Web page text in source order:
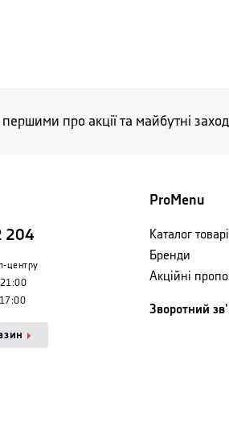
першими про акції та майбутні
204
центру
ProMenu
Каталог
Бренди
Акційні
Зворотний